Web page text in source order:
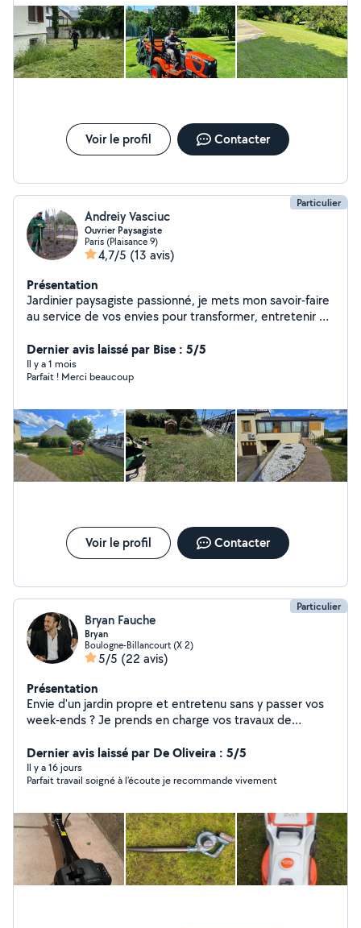
rouleau et SEMI N'hésitez pas à me contacter -mon
O633223304 Je suis disponible et à votre écoute.
Merci pour votre confiance.
Voir le profil Contacter
Particulier
Andreiy Vasciuc
Ouvrier Paysagiste
Paris (Plaisance 9)
4,7/5 (13 avis)
Présentation
Jardinier paysagiste passionné, je mets mon savoir-faire
au service de vos envies pour transformer, entretenir et
- Création et aménagement sur mesure - Résultat
propre, soigné et durable Sérieux, réactif et à l'écoute,
je vous accompagne de A à Z avec des tarifs
contacter : 6 17 66 17 41
Dernier avis laissé par Bise : 5/5
Il y a 1 mois
Parfait ! Merci beaucoup
Voir le profil Contacter
Particulier
Bryan Fauche
Bryan
Boulogne-Billancourt (X 2)
5/5 (22 avis)
Présentation
Envie d'un jardin propre et entretenu sans y passer vos
week-ends ? Je prends en charge vos travaux de
entretien général et petits travaux de bricolage.
Intervention rapide, travail soigné et matériel
professionnel. Mon objectif : vous laisser un extérieur
Dernier avis laissé par De Oliveira : 5/5
Il y a 16 jours
Parfait travail soigné à l’écoute je recommande vivement